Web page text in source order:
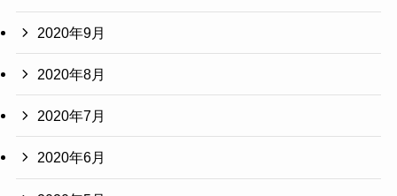
2020年9月
2020年8月
2020年7月
2020年6月